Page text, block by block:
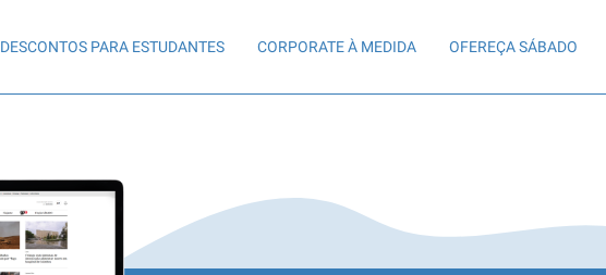
DESCONTOS PARA ESTUDANTES CORPORATE À MEDIDA OFEREÇA SÁBADO